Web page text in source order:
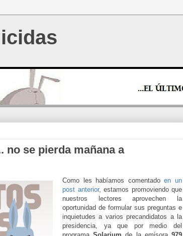
no se pierda mañana a
Como les habíamos comentadoen un
post anterior, estamos promoviendo que
nuestros lectores aprovechen la
oportunidad de formular sus preguntas e
inquietudes a varios precandidatos a la
presidencia, ya que por medio del